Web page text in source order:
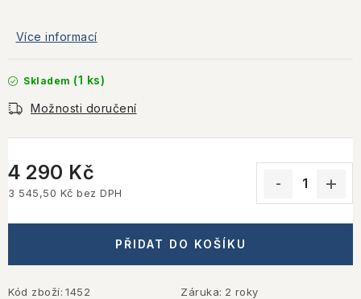
Více informací
Skladem (1 ks)
Možnosti doručení
4 290 Kč
3 545,50 Kč bez DPH
PŘIDAT DO KOŠÍKU
Kód zboží: 1452 Záruka: 2 roky